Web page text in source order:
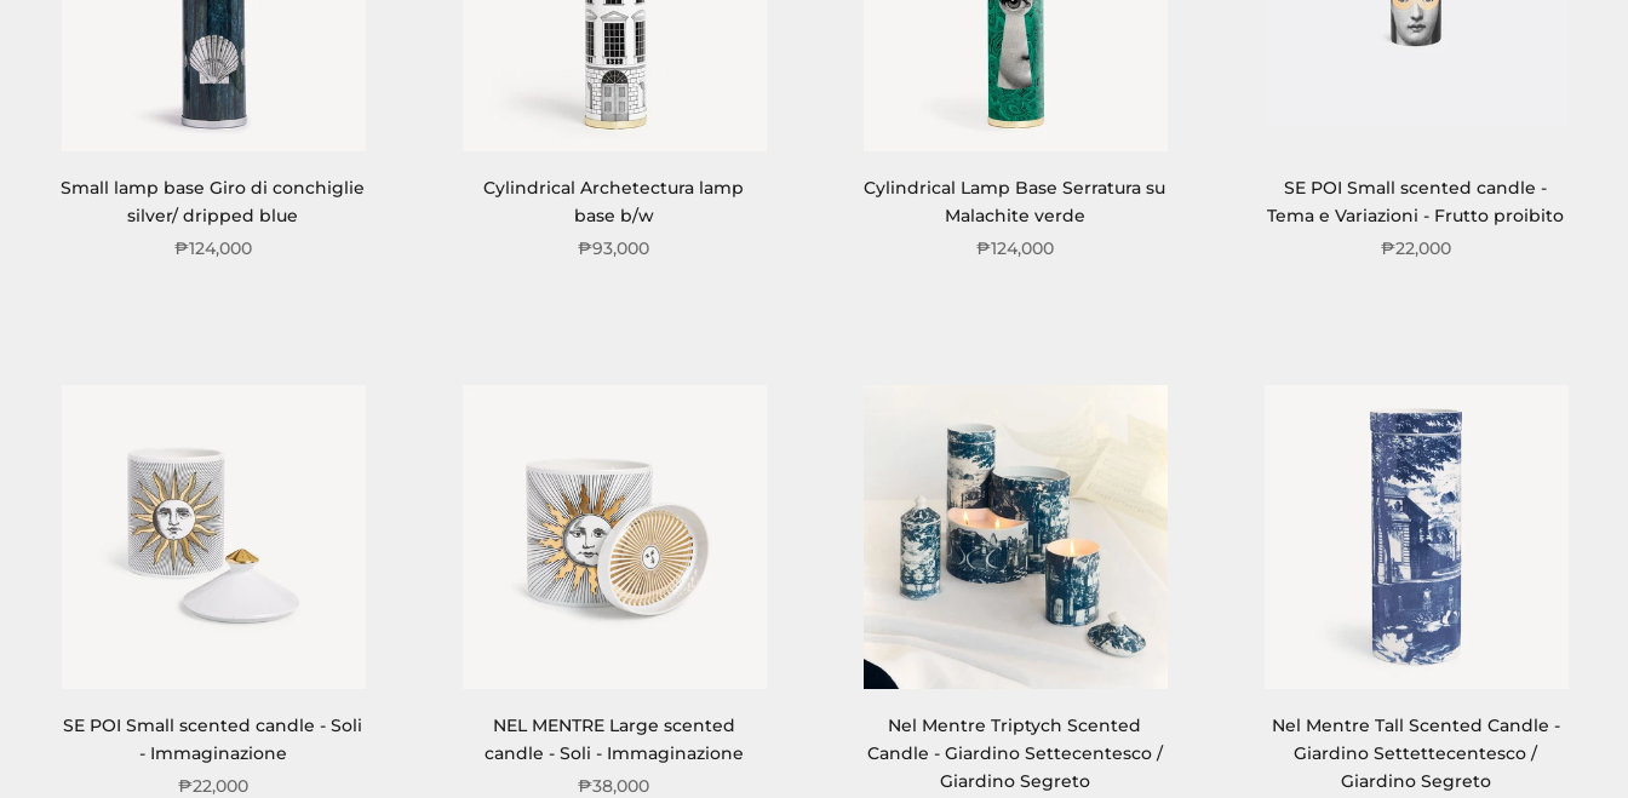
Small lamp base Giro di conchiglie
silver/ dripped blue
₱124,000
Cylindrical Archetectura lamp
base b/w
₱93,000
Cylindrical Lamp Base Serratura su
Malachite verde
₱124,000
SE POI Small scented candle -
Tema e Variazioni - Frutto proibito
₱22,000
SE POI Small scented candle - Soli
- Immaginazione
₱22,000
NEL MENTRE Large scented
candle - Soli - Immaginazione
₱38,000
Nel Mentre Triptych Scented
Candle - Giardino Settecentesco /
Giardino Segreto
Nel Mentre Tall Scented Candle -
Giardino Settettecentesco /
Giardino Segreto